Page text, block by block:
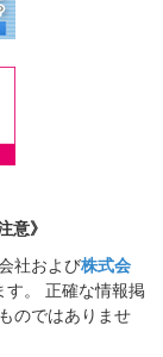
意》
社および株式会
す。 正確な情報掲
のではありませ